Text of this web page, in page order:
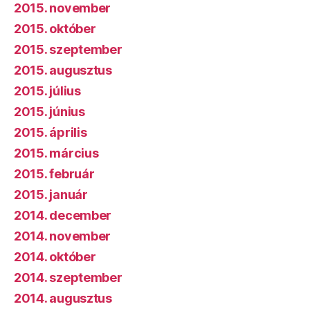
2015. november
2015. október
2015. szeptember
2015. augusztus
2015. július
2015. június
2015. április
2015. március
2015. február
2015. január
2014. december
2014. november
2014. október
2014. szeptember
2014. augusztus